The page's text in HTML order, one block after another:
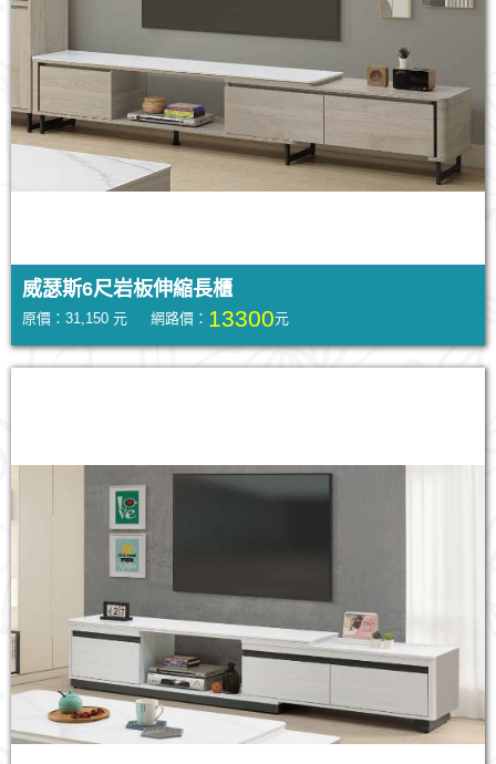
威瑟斯6尺岩板伸縮長櫃
原價：31,150 元 網路價： 13300元